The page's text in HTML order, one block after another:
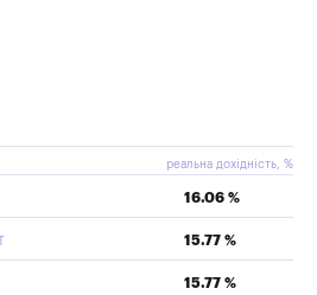
реальна дохідність, %
16.06 %
15.77 %
15.77 %